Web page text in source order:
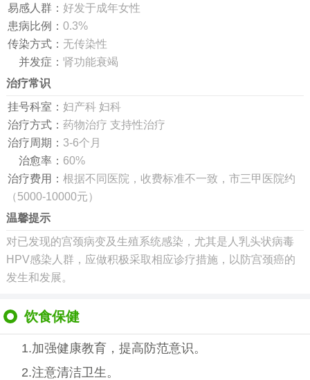
易感人群： 好发于成年女性
患病比例： 0.3%
传染方式： 无传染性
并发症： 肾功能衰竭
治疗常识
挂号科室： 妇产科 妇科
治疗方式： 药物治疗 支持性治疗
治疗周期： 3-6个月
治愈率： 60%
治疗费用： 根据不同医院，收费标准不一致，市三甲医院约
（5000-10000元）
温馨提示
对已发现的宫颈病变及生殖系统感染，尤其是人乳头状病毒
HPV感染人群，应做积极采取相应诊疗措施，以防宫颈癌的
发生和发展。
饮食保健
1.加强健康教育，提高防范意识。
2.注意清洁卫生。